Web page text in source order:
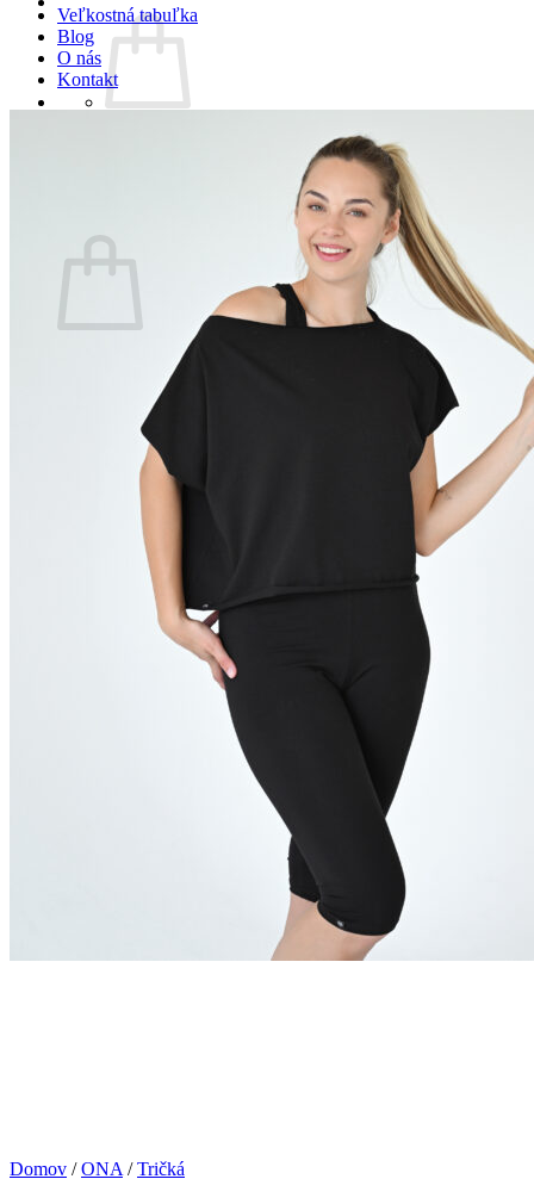
Žiadne produkty v košíku.
Vrátiť sa do obchodu
Veľkostná tabuľka
Blog
O nás
Kontakt
Domov / ONA / Tričká